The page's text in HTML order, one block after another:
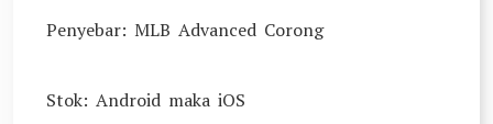
Penyebar: MLB Advanced Corong
Stok: Android maka iOS